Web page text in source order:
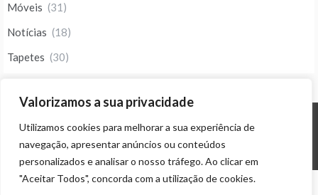
Valorizamos a sua privacidade
Utilizamos cookies para melhorar a sua experiência de
navegação, apresentar anúncios ou conteúdos
personalizados e analisar o nosso tráfego. Ao clicar em
"Aceitar Todos", concorda com a utilização de cookies.
Móveis (31)
Notícias (18)
Tapetes (30)